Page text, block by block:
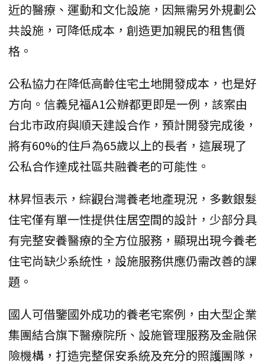
近的醫療、運動和文化設施，因無需另外規劃公
共設施，可降低成本，創造更加親民的租售價
格。
公私協力在降低高齡住宅土地開發成本，也是好
方向。信義兒福A1公辦都更即是一例，該案由
台北市政府與順天建設合作，預計開發完成後，
將有60%的住戶為65歲以上的長者，這展現了
公私合作達成社區共融養老的可能性。
林昇恒表示，綜觀台灣養老地產現況，多數銀髮
住宅僅有單一性提供住居空間的設計，少部分具
有完整安養醫療的全方位服務，顯現出現今養老
住宅尚缺少系統性，設施服務供應仍需改善的課
題。
國人可借鑒國外成功的養老宅案例，由大型企業
集團結合旗下醫療院所、設施管理服務及金融保
險機構，打造完整保安系統及充分的照護團隊，